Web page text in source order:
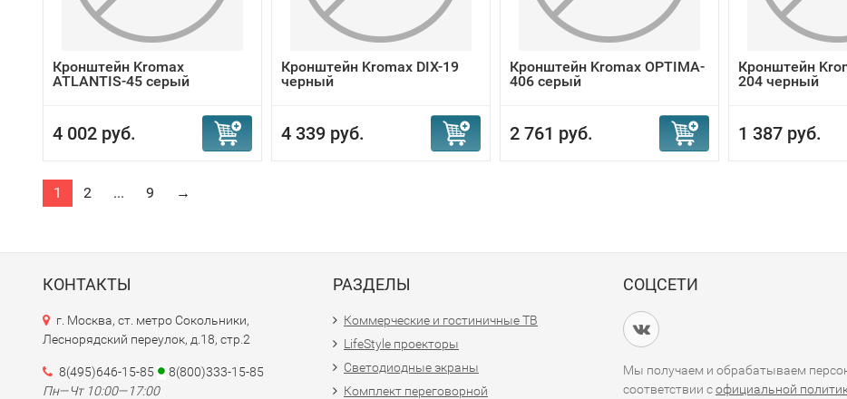
Кронштейн Kromax
ATLANTIS-45 серый
4 002 руб.
Кронштейн Kromax DIX-19
черный
4 339 руб.
Кронштейн Kromax OPTIMA-
406 серый
2 761 руб.
Кронштейн
204 черный
1 387 руб.
1 2 ... 9 →
КОНТАКТЫ
г. Москва, ст. метро Сокольники,
Леснорядский переулок, д.18, стр.2
8(495)646-15-85
8(800)333-15-85
Пн—Чт 10:00—17:00
РАЗДЕЛЫ
Коммерческие и гостиничные ТВ
LifeStyle проекторы
Светодиодные экраны
Комплект переговорной
СОЦСЕТИ
Мы получаем и обрабатываем
соответствии софициальной